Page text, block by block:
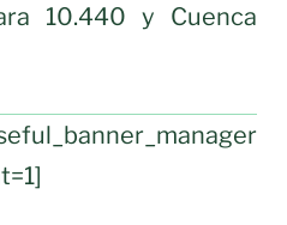
10.440 y Cuenca